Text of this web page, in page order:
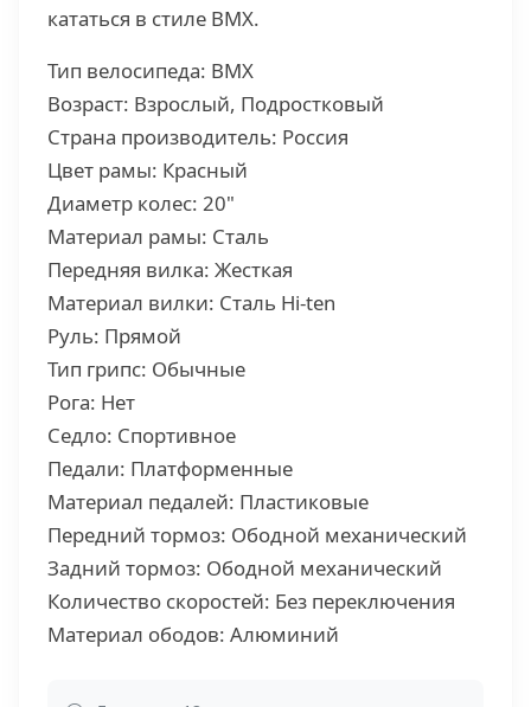
кататься в стиле BMX.
Тип велосипеда: BMX
Возраст: Взрослый, Подростковый
Страна производитель: Россия
Цвет рамы: Красный
Диаметр колес: 20"
Материал рамы: Сталь
Передняя вилка: Жесткая
Материал вилки: Сталь Hi-ten
Руль: Прямой
Тип грипс: Обычные
Рога: Нет
Седло: Спортивное
Педали: Платформенные
Материал педалей: Пластиковые
Передний тормоз: Ободной механический
Задний тормоз: Ободной механический
Количество скоростей: Без переключения
Материал ободов: Алюминий